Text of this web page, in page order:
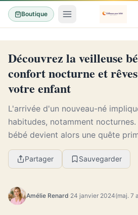
Boutique
Découvrez la veilleuse
confort nocturne et rêves
votre enfant
L'arrivée d'un nouveau-né
habitudes, notamment
bébé devient alors une quête
envelopper l'enfant dans un
Partager Sauvegarder
Amélie Renard·24 janvier 2024(maj. 7